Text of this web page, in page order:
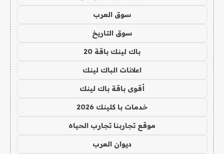
سوق العرب
سوق التاريخ
باك لينك باقة 20
اعلانات الباك لينك
أقوى باقة باك لينك
خدمات با كلينك 2026
موقع تجاربنا تجارب الحياه
ديوان العرب